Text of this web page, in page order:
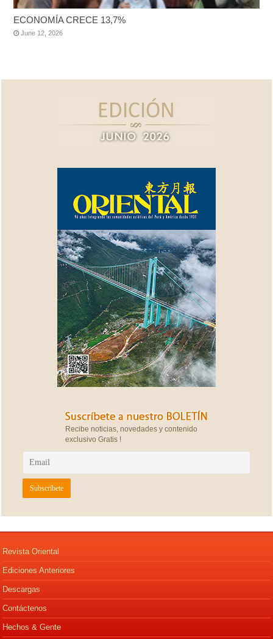
ECONOMÍA CRECE 13,7%
June 12, 2026
Recibe noticias, novedades y contenido
exclusivo Gratis !
Revista Oriental
Ediciones Anteriores
Descargas
Contáctenos
Hechos & Gente